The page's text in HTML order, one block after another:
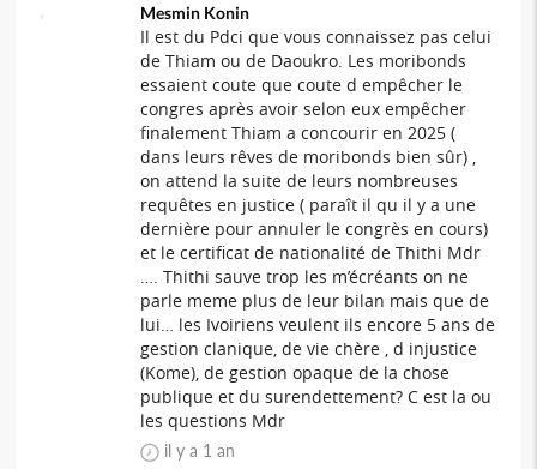
Mesmin Konin
Il est du Pdci que vous connaissez pas celui
de Thiam ou de Daoukro. Les moribonds
essaient coute que coute d empêcher le
congres après avoir selon eux empêcher
finalement Thiam a concourir en 2025 (
dans leurs rêves de moribonds bien sûr) ,
on attend la suite de leurs nombreuses
requêtes en justice ( paraît il qu il y a une
dernière pour annuler le congrès en cours)
et le certificat de nationalité de Thithi Mdr
…. Thithi sauve trop les m’écréants on ne
parle meme plus de leur bilan mais que de
lui… les Ivoiriens veulent ils encore 5 ans de
gestion clanique, de vie chère , d injustice
(Kome), de gestion opaque de la chose
publique et du surendettement? C est la ou
les questions Mdr
il y a 1 an